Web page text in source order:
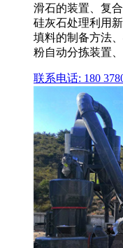
滑石的装置、复
硅灰石处理利用
填料的制备方法
粉自动分拣装置
联系电话: 180